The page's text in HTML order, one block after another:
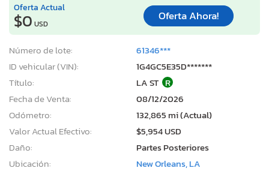
Oferta Actual
$0 USD
Oferta Ahora!
Número de lote:
61346***
ID vehicular (VIN):
1G4GC5E35D*******
Título:
LA ST R
Fecha de Venta:
08/12/2026
Odómetro:
132,865 mi (Actual)
Valor Actual Efectivo:
$5,954 USD
Daño:
Partes Posteriores
Ubicación:
New Orleans, LA